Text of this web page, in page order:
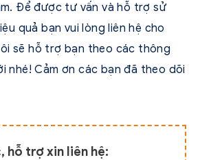
Để được tư vấn và hỗ trợ sử
quả bạn vui lòng liên hệ cho
sẽ hỗ trợ bạn theo các thông
nhé! Cảm ơn các bạn đã theo dõi
hỗ trợ xin liên hệ: